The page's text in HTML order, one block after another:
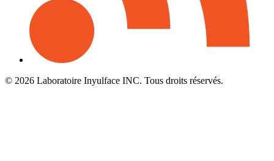
© 2026 Laboratoire Inyulface INC. Tous droits réservés.